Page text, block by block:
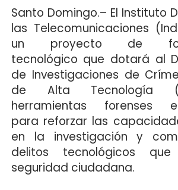
Santo Domingo.– El Instituto
las Telecomunicaciones
un proyecto de
tecnológico que dotará al
de Investigaciones de
de Alta Tecnología
herramientas forenses
para reforzar las
en la investigación y
delitos tecnológicos
seguridad ciudadana.